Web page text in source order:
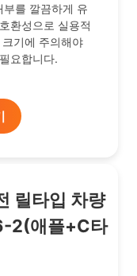
를 깔끔하게 유
환성으로 실용적
기에 주의해야
요합니다.
릴타입 차량
2(애플+C타